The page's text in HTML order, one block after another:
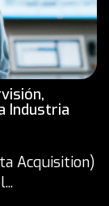
Industria
Acquisition)